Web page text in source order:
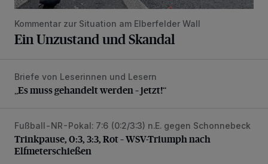
Kommentar zur Situation am Elberfelder Wall
Ein Unzustand und Skandal
„Es muss gehandelt werden – jetzt!“
Briefe von Leserinnen und Lesern
„Es muss gehandelt werden – jetzt!“
Trinkpause, 0:3, 3:3, Rot – WSV-Triumph nach
Fußball-NR-Pokal: 7:6 (0:2/3:3) n.E. gegen Schonnebeck
Trinkpause, 0:3, 3:3, Rot – WSV-Triumph nach
Elfmeterschießen